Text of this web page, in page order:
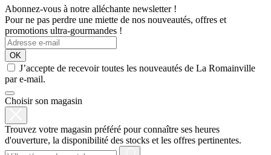
Abonnez-vous à notre alléchante newsletter !
Pour ne pas perdre une miette de nos nouveautés, offres et
promotions ultra-gourmandes !
OK
J’accepte de recevoir toutes les nouveautés de La Romainville
par e-mail.
Choisir son magasin
Trouvez votre magasin préféré pour connaître ses heures
d'ouverture, la disponibilité des stocks et les offres pertinentes.